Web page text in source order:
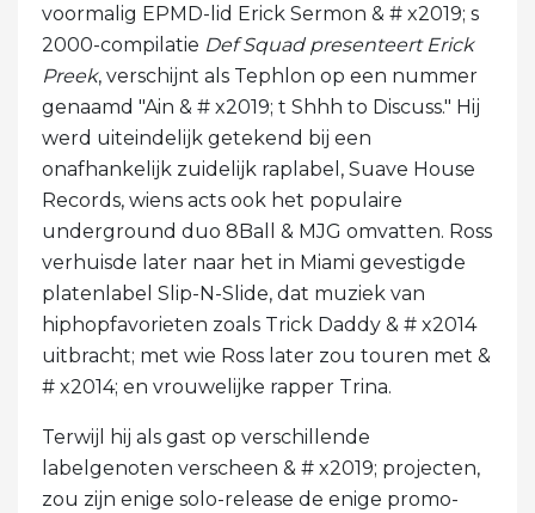
voormalig EPMD-lid Erick Sermon & # x2019; s
2000-compilatie Def Squad presenteert Erick
Preek, verschijnt als Tephlon op een nummer
genaamd "Ain & # x2019; t Shhh to Discuss." Hij
werd uiteindelijk getekend bij een
onafhankelijk zuidelijk raplabel, Suave House
Records, wiens acts ook het populaire
underground duo 8Ball & MJG omvatten. Ross
verhuisde later naar het in Miami gevestigde
platenlabel Slip-N-Slide, dat muziek van
hiphopfavorieten zoals Trick Daddy & # x2014
uitbracht; met wie Ross later zou touren met &
# x2014; en vrouwelijke rapper Trina.
Terwijl hij als gast op verschillende
labelgenoten verscheen & # x2019; projecten,
zou zijn enige solo-release de enige promo-